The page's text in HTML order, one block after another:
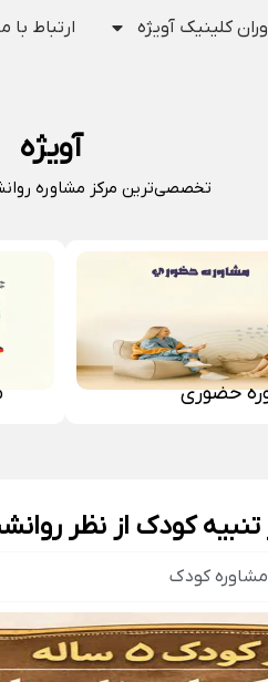
کلینیک آویژه ارتباط با
آویژه
تخصصی‌ترین مرکز مشاوره
حضوری
مشاوره کودک